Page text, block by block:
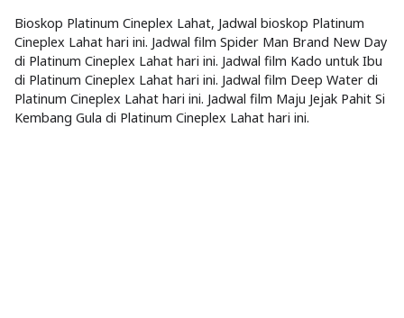
Bioskop Platinum Cineplex Lahat, Jadwal bioskop Platinum
Cineplex Lahat hari ini. Jadwal film Spider Man Brand New Day
di Platinum Cineplex Lahat hari ini. Jadwal film Kado untuk Ibu
di Platinum Cineplex Lahat hari ini. Jadwal film Deep Water di
Platinum Cineplex Lahat hari ini. Jadwal film Maju Jejak Pahit Si
Kembang Gula di Platinum Cineplex Lahat hari ini.